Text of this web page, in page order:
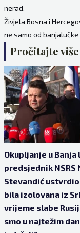
nerad.
Živjela Bosna i
ne samo od
Pročitajte više
Okupljanje u Banja
predsjednik NSRS
Stevandić ustvrdio:
bila izolovana iz
vrijeme slabe
smo u najtežim